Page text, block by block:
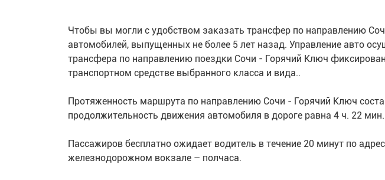
Чтобы вы могли с удобством заказать трансфер по направлению
автомобилей, выпущенных не более 5 лет назад. Управление авто
трансфера по направлению поездки Сочи - Горячий Ключ
транспортном средстве выбранного класса и вида..
Протяженность маршрута по направлению Сочи - Горячий Ключ
продолжительность движения автомобиля в дороге равна 4 ч. 22 мин.
Пассажиров бесплатно ожидает водитель в течение 20 минут по
железнодорожном вокзале – полчаса.